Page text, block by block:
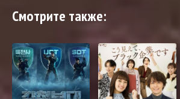
Смотрите также: